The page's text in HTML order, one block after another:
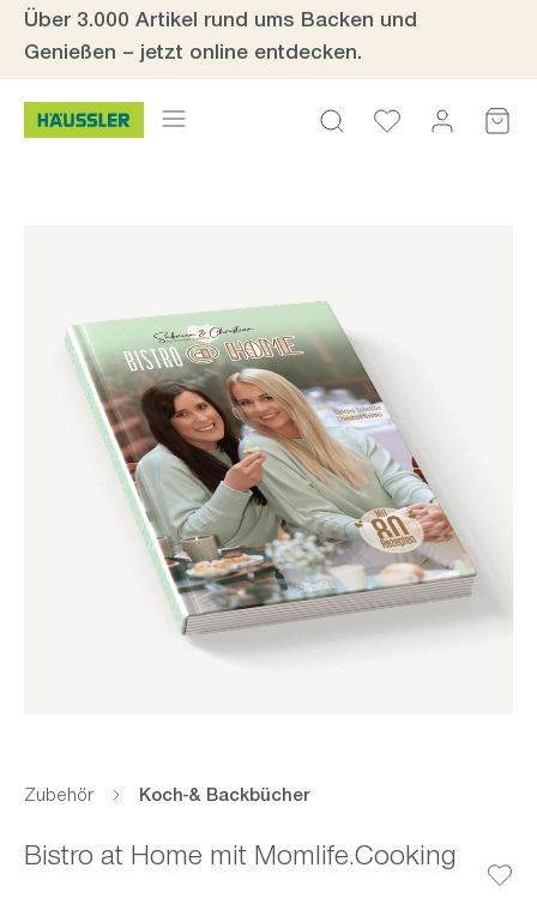
Zum Hauptinhalt springen
Über 3.000 Artikel rund ums Backen und
Genießen – jetzt online entdecken.
Zubehör Koch-& Backbücher
Bistro at Home mit Momlife.Cooking